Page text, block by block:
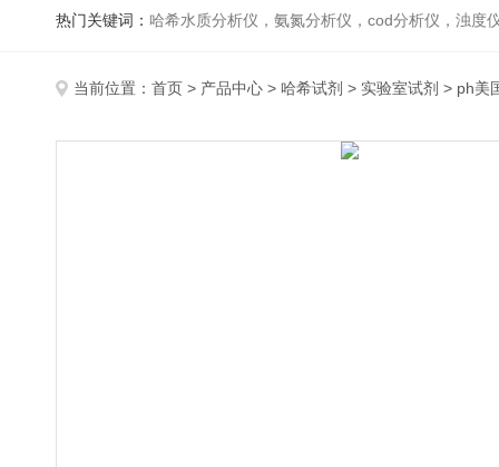
热门关键词： 哈希水质分析仪，氨氮分析仪，cod分析仪，浊度
当前位置： 首页 > 产品中心 > 哈希试剂 > 实验室试剂 > ph美